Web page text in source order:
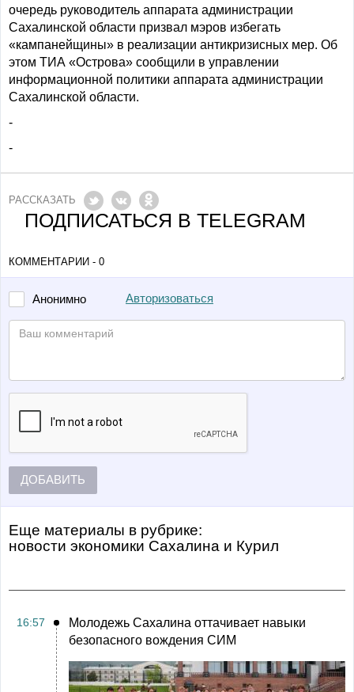
очередь руководитель аппарата администрации
Сахалинской области призвал мэров избегать
«кампанейщины» в реализации антикризисных мер. Об
этом ТИА «Острова» сообщили в управлении
информационной политики аппарата администрации
Сахалинской области.
-
-
РАССКАЗАТЬ
ПОДПИСАТЬСЯ В TELEGRAM
КОММЕНТАРИИ - 0
Анонимно Авторизоваться
ДОБАВИТЬ
Еще материалы в рубрике:
Новости экономики Сахалина и Курил
16:57
Молодежь Сахалина оттачивает навыки
безопасного вождения СИМ